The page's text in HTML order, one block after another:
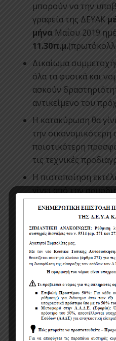
μπορούν να την
γραφεία της ΔΕΥΑΚ
μήνα Μαΐου 2019
11.30π.μ.
Δικαίωμα
όλα τα φυσικά και
ασκούν
αντικείμενο του
Η κατακύρωση θα
την οικονομικότερη
ποιοτικότερη
τις τεχνικές
Η πιστοποίηση
γίνει από την
Η πληρωμή του
μήνες από την
Η παράδοση του
που θα υποδείξει η
αναδόχου.
Υπάρχει η
εξοπλισμού από
εκτός αν αναφέρετε
μελέτης.